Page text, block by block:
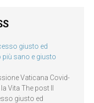
giusto ed
più sano e giusto
Vaticana Covid-
Vita The post Il
giusto ed